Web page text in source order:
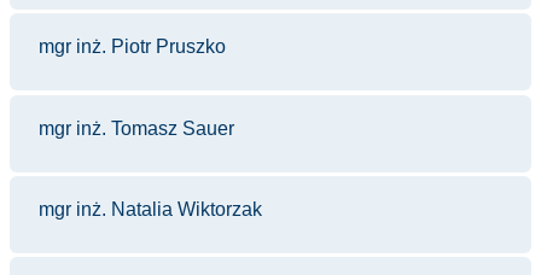
mgr inż. Piotr Pruszko
mgr inż. Tomasz Sauer
mgr inż. Natalia Wiktorzak